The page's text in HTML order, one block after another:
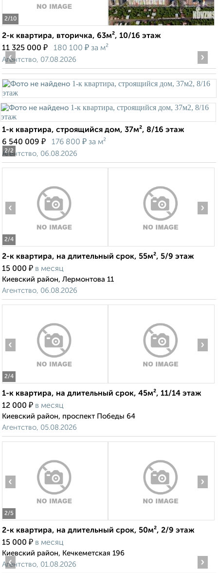
2/10
2-к квартира, вторичка, 63м², 10/16 этаж
11 325 000 ₽ 180 100 ₽ за м²
Агентство, 07.08.2026
2/2
‹ ›
1-к квартира, строящийся дом, 37м², 8/16 этаж
6 540 009 ₽ 176 800 ₽ за м²
Агентство, 06.08.2026
2/4
‹ ›
2-к квартира, на длительный срок, 55м², 5/9 этаж
15 000 ₽ в месяц
Киевский район, Лермонтова 11
Агентство, 06.08.2026
2/4
‹ ›
1-к квартира, на длительный срок, 45м², 11/14 этаж
12 000 ₽ в месяц
Киевский район, проспект Победы 64
Агентство, 05.08.2026
2/5
‹ ›
2-к квартира, на длительный срок, 50м², 2/9 этаж
15 000 ₽ в месяц
Киевский район, Кечкеметская 196
Агентство, 01.08.2026
‹ ›